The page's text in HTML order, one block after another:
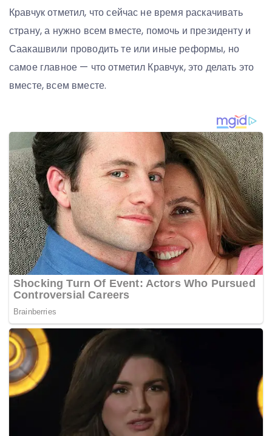
Кравчук отметил, что сейчас не время раскачивать
страну, а нужно всем вместе, помочь и президенту и
Саакашвили проводить те или иные реформы, но
самое главное — что отметил Кравчук, это делать это
вместе, всем вместе.